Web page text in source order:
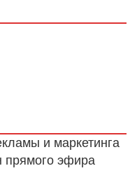
и маркетинга
эфира